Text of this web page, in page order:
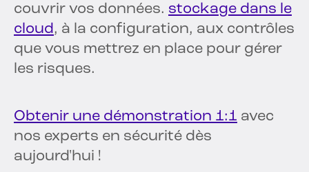
couvrir vos données. stockage dans le
cloud, à la configuration, aux contrôles
que vous mettrez en place pour gérer
les risques.
Obtenir une démonstration 1:1 avec
nos experts en sécurité dès
aujourd'hui !